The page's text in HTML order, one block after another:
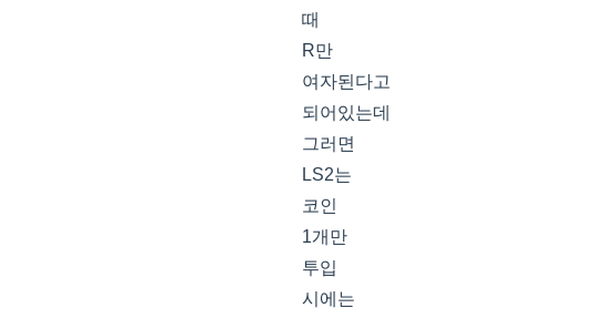
때
R만
여자된다고
되어있는데
그러면
LS2는
코인
1개만
투입
시에는